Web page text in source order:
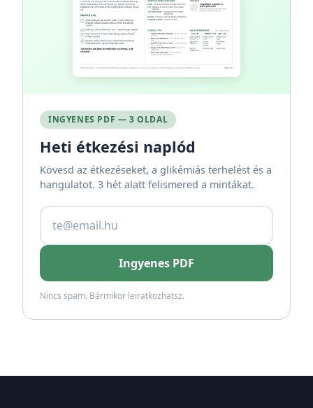
INGYENES PDF — 3 OLDAL
Heti étkezési naplód
Kövesd az étkezéseket, a glikémiás terhelést és a
hangulatot. 3 hét alatt felismered a mintákat.
Ingyenes PDF
Nincs spam. Bármikor leiratkozhatsz.